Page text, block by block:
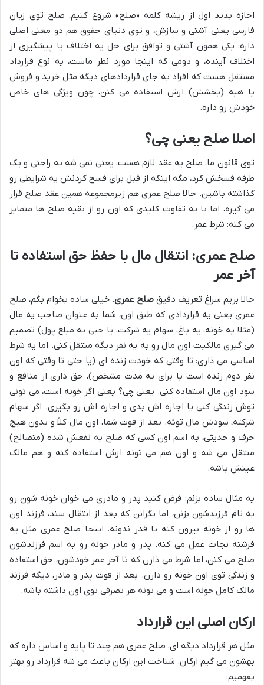
اجازه بدید اول از ریشه کلمه «صلح» شروع کنیم. صلح توی زبان
فارسی یعنی آشتی و سازش، و توی دنیای حقوق هم دو معنی اصلی
داره: یکی همون آشتی و توافق برای حل یه اختلاف یا پیشگیری از
اختلاف آینده، و دومی که اینجا مورد نظر ماست، یه نوع قرارداد
مستقل هست که افراد به جای قراردادهای دیگه مثل خرید و فروش
یا هبه (بخشش) ازش استفاده می کنن، چون ویژگی های خاص
خودش رو داره.
اصلا صلح یعنی چی؟
توی قانون ما، صلح یه عقد لازم هست، یعنی نمی شه به راحتی و یک
طرفه فسخش کرد، مگه اینکه از قبل برای فسخ کردنش یه شرایطی رو
گذاشته باشین. حالا صلح عمری هم زیرمجموعه همین عقد صلح قرار
می گیره، اما با یه تفاوت کلیدی که اون رو از بقیه صلح ها متمایز
می کنه: شرط عمر.
صلح عمری: انتقال مال با حفظ حق استفاده تا
آخر عمر
حالا بریم سراغ تعریف دقیقصلح عمری. خیلی ساده بخوام بگم، صلح
عمری یعنی یه قراردادی که طبق اون، شما به عنوان صاحب یه مال
(مثلا یه خونه، یه باغ، سهام یه شرکت، یا حتی یه مبلغ پول) تصمیم
می گیری مالکیت اون مال رو به یه نفر دیگه منتقل کنی. اما یه شرط
اساسی می ذاری: تا وقتی که خودت زنده ای (یا حتی تا وقتی که اون
نفر دوم زنده است یا برای یه مدت مشخص)، حق داری از منافع و
سود اون مال استفاده کنی. یعنی چی؟ یعنی اگر خونه است، می تونی
توش زندگی کنی یا اجاره اش بدی و اجاره اش رو بگیری. اگر سهام
شرکته، سودش مال توئه. بعد از فوت شما، اون مال کلاً و بدون هیچ
حرف و حدیثی، به اسم اون کسی که صلح به نفعش شده (متصالح)
منتقل می شه و اون هم می تونه ازش استفاده کنه و هم مالک
عینش باشه.
یه مثال ساده بزنم: فرض کنید پدر و مادری می خوان خونه شون رو
به نام فرزندشون بزنن، اما نگرانن که بعد از انتقال سند، فرزند اون
ها رو از خونه بیرون کنه یا قدر ندونه. اینجا صلح عمری مثل یه
فرشته نجات عمل می کنه. پدر و مادر خونه رو به اسم فرزندشون
صلح می کنن، اما شرط می ذارن که تا آخر عمر خودشون، حق استفاده
و زندگی توی اون خونه رو دارن. بعد از فوت پدر و مادر، دیگه فرزند
مالک کامل خونه است و می تونه هر تصرفی توی اون داشته باشه.
ارکان اصلی این قرارداد
مثل هر قرارداد دیگه ای، صلح عمری هم چند تا پایه و اساس داره که
بهشون می گیم ارکان. شناخت این ارکان باعث می شه قرارداد رو بهتر
بفهمیم: